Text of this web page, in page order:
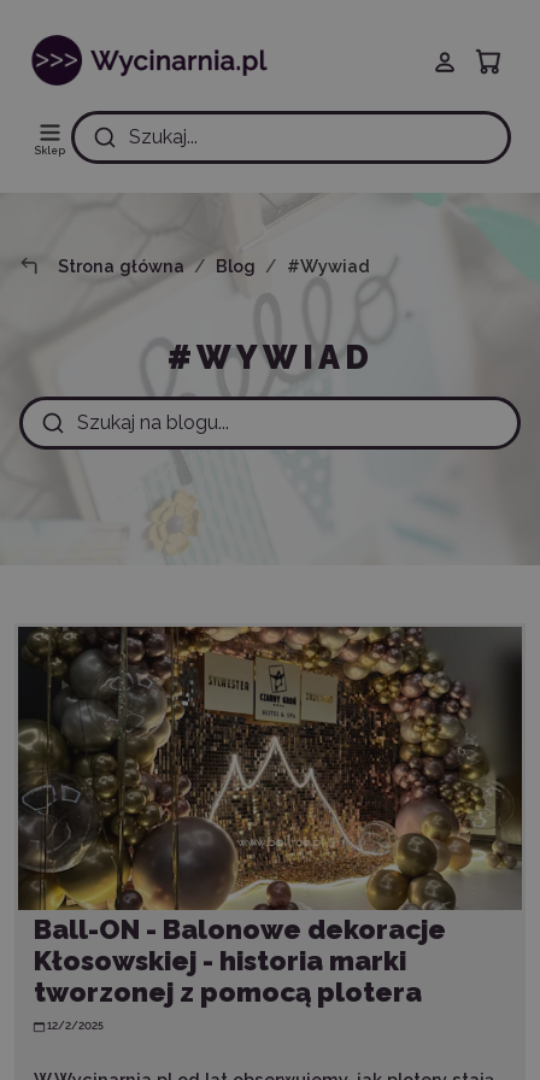
Sklep
Szukaj...
Strona główna Blog #Wywiad
#WYWIAD
Szukaj na blogu...
Ball-ON - Balonowe dekoracje
Kłosowskiej - historia marki
tworzonej z pomocą plotera
12/2/2025